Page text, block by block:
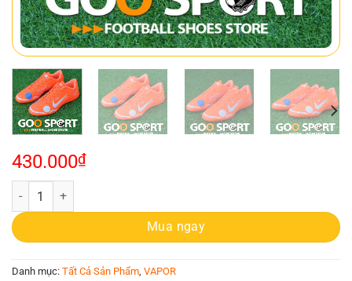
430.000₫
Nike Mercurial Vapor 12 TF cam số lượng
Mua ngay
Danh mục: Tất Cả Sản Phẩm, VAPOR